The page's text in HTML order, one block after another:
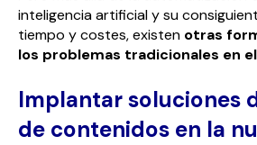
inteligencia artificial y su
tiempo y costes, existen otras
los problemas tradicionales en
Implantar soluciones
de contenidos en la